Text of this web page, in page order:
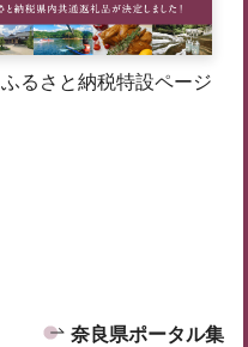
ふるさと納税特設ページ
奈良県ポータル集